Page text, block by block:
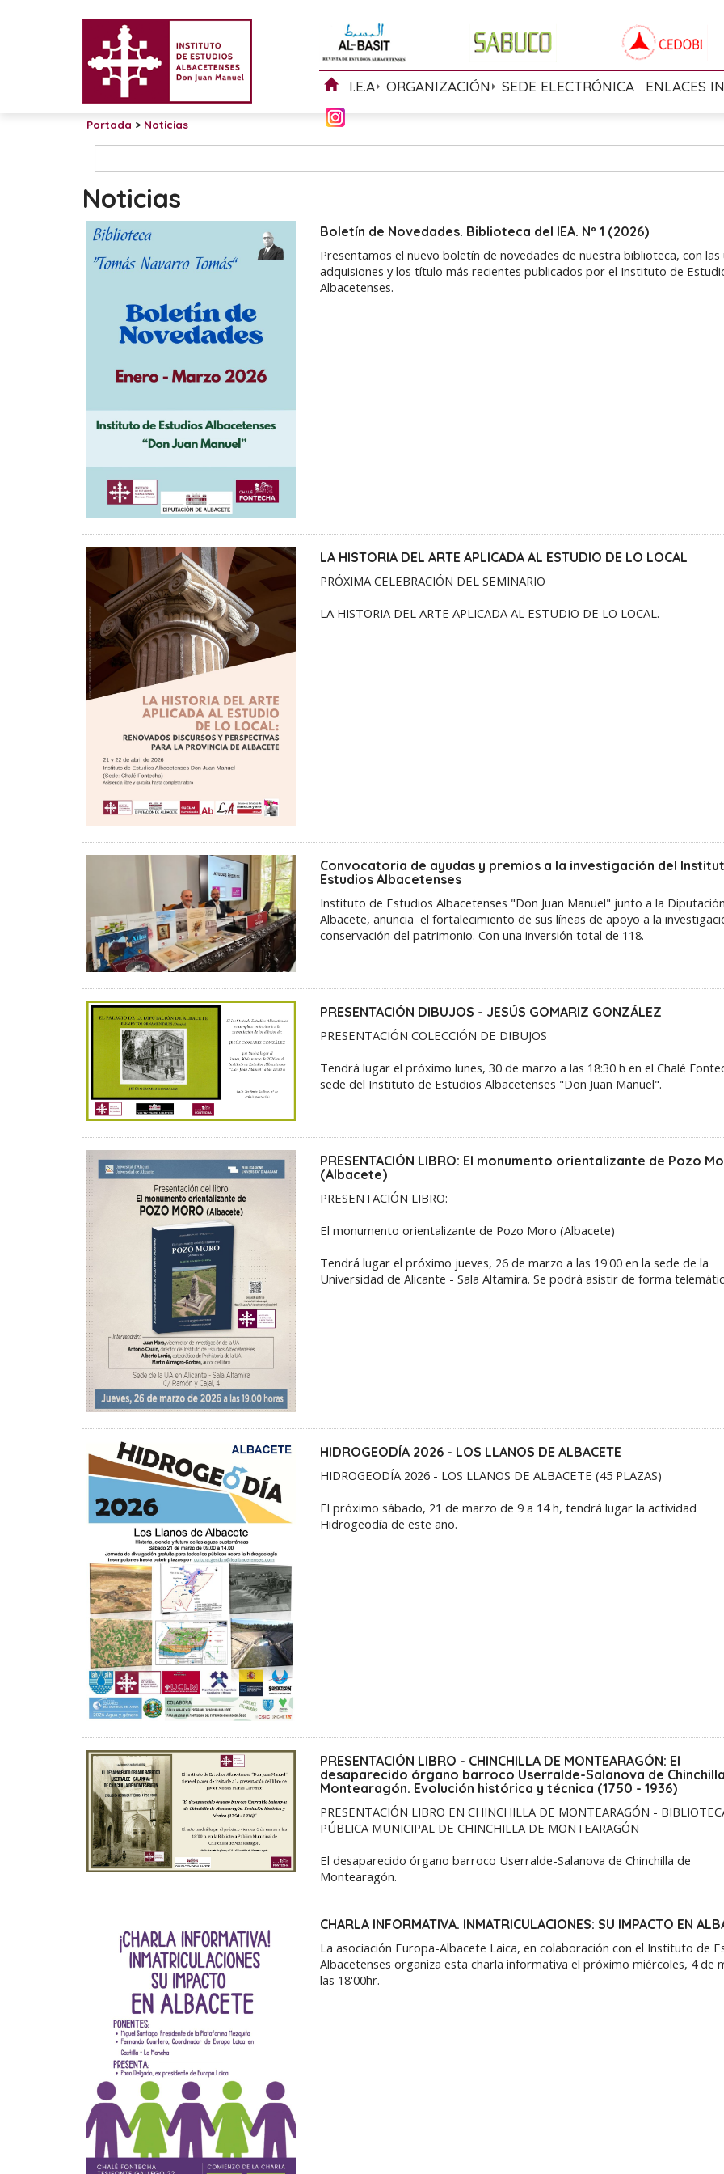
I.E.A ORGANIZACIÓN SEDE ELECTRÓNICA ENLACES
Portada > Noticias
Noticias
Boletín de Novedades. Biblioteca del IEA. Nº 1 (2026)
Presentamos el nuevo boletín de novedades de nuestra biblioteca, con las
adquisiones y los título más recientes publicados por el Instituto de
Albacetenses.
LA HISTORIA DEL ARTE APLICADA AL ESTUDIO DE LO LOCAL
PRÓXIMA CELEBRACIÓN DEL SEMINARIO
LA HISTORIA DEL ARTE APLICADA AL ESTUDIO DE LO LOCAL.
Convocatoria de ayudas y premios a la investigación del
Estudios Albacetenses
Instituto de Estudios Albacetenses "Don Juan Manuel" junto a la
Albacete, anuncia el fortalecimiento de sus líneas de apoyo a la
conservación del patrimonio. Con una inversión total de 118.
PRESENTACIÓN DIBUJOS - JESÚS GOMARIZ GONZÁLEZ
PRESENTACIÓN COLECCIÓN DE DIBUJOS
Tendrá lugar el próximo lunes, 30 de marzo a las 18:30 h en el Chalé
sede del Instituto de Estudios Albacetenses "Don Juan Manuel".
PRESENTACIÓN LIBRO: El monumento orientalizante de Pozo
(Albacete)
PRESENTACIÓN LIBRO:
El monumento orientalizante de Pozo Moro (Albacete)
Tendrá lugar el próximo jueves, 26 de marzo a las 19'00 en la sede de la
Universidad de Alicante - Sala Altamira. Se podrá asistir de forma
HIDROGEODÍA 2026 - LOS LLANOS DE ALBACETE
HIDROGEODÍA 2026 - LOS LLANOS DE ALBACETE (45 PLAZAS)
El próximo sábado, 21 de marzo de 9 a 14 h, tendrá lugar la actividad
Hidrogeodía de este año.
PRESENTACIÓN LIBRO - CHINCHILLA DE MONTEARAGÓN: El
desaparecido órgano barroco Userralde-Salanova de
Montearagón. Evolución histórica y técnica (1750 - 1936)
PRESENTACIÓN LIBRO EN CHINCHILLA DE MONTEARAGÓN -
PÚBLICA MUNICIPAL DE CHINCHILLA DE MONTEARAGÓN
El desaparecido órgano barroco Userralde-Salanova de Chinchilla de
Montearagón.
CHARLA INFORMATIVA. INMATRICULACIONES: SU IMPACTO EN
La asociación Europa-Albacete Laica, en colaboración con el Instituto de
Albacetenses organiza esta charla informativa el próximo miércoles, 4 de
las 18'00hr.